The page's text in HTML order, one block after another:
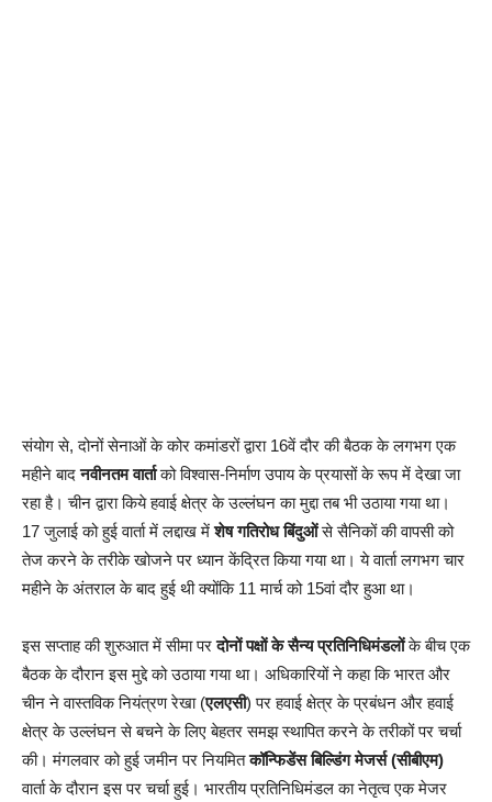
संयोग से, दोनों सेनाओं के कोर कमांडरों द्वारा 16वें दौर की बैठक के लगभग एक
महीने बादनवीनतम वार्ताको विश्वास-निर्माण उपाय के प्रयासों के रूप में देखा जा
रहा है। चीन द्वारा किये हवाई क्षेत्र के उल्लंघन का मुद्दा तब भी उठाया गया था।
17 जुलाई को हुई वार्ता में लद्दाख मेंशेष गतिरोध बिंदुओंसे सैनिकों की वापसी को
तेज करने के तरीके खोजने पर ध्यान केंद्रित किया गया था। ये वार्ता लगभग चार
महीने के अंतराल के बाद हुई थी क्योंकि 11 मार्च को 15वां दौर हुआ था।
इस सप्ताह की शुरुआत में सीमा परदोनों पक्षों के सैन्य प्रतिनिधिमंडलोंके बीच एक
बैठक के दौरान इस मुद्दे को उठाया गया था। अधिकारियों ने कहा कि भारत और
चीन ने वास्तविक नियंत्रण रेखा (एलएसी) पर हवाई क्षेत्र के प्रबंधन और हवाई
क्षेत्र के उल्लंघन से बचने के लिए बेहतर समझ स्थापित करने के तरीकों पर चर्चा
की। मंगलवार को हुई जमीन पर नियमितकॉन्फिडेंस बिल्डिंग मेजर्स (सीबीएम)
वार्ता के दौरान इस पर चर्चा हुई। भारतीय प्रतिनिधिमंडल का नेतृत्व एक मेजर